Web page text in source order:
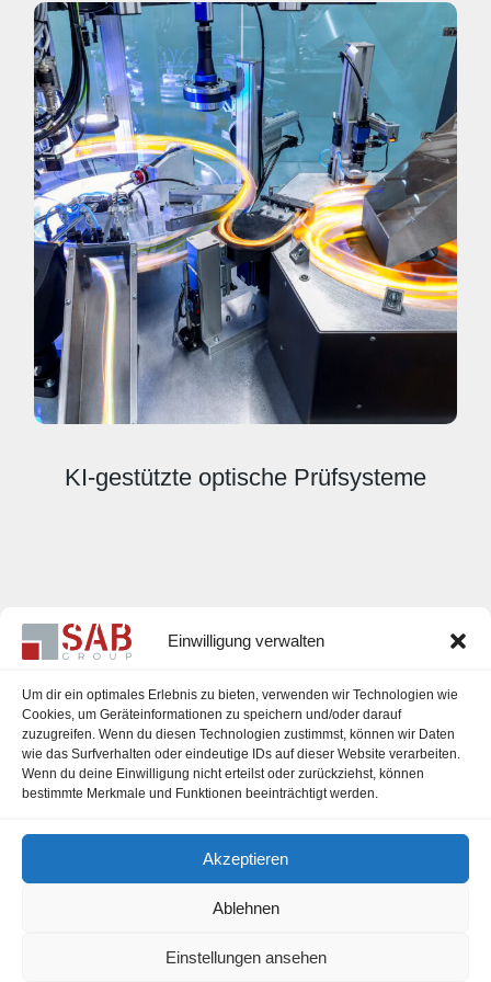
Einwilligung verwalten
Um dir ein optimales Erlebnis zu bieten, verwenden wir Technologien wie
Cookies, um Geräteinformationen zu speichern und/oder darauf
zuzugreifen. Wenn du diesen Technologien zustimmst, können wir Daten
wie das Surfverhalten oder eindeutige IDs auf dieser Website verarbeiten.
Wenn du deine Einwilligung nicht erteilst oder zurückziehst, können
bestimmte Merkmale und Funktionen beeinträchtigt werden.
Akzeptieren
Ablehnen
Einstellungen ansehen
KI-gestützte optische Prüfsysteme
Karriere
Impressum
Datenschutzerklärung
Cookie-Richtlinie (EU)
office@sab-group.com